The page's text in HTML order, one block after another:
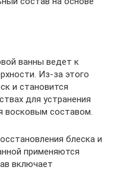
ванны ведет к
Из-за этого
и становится
для устранения
восковым составом.
блеска и
применяются
включает